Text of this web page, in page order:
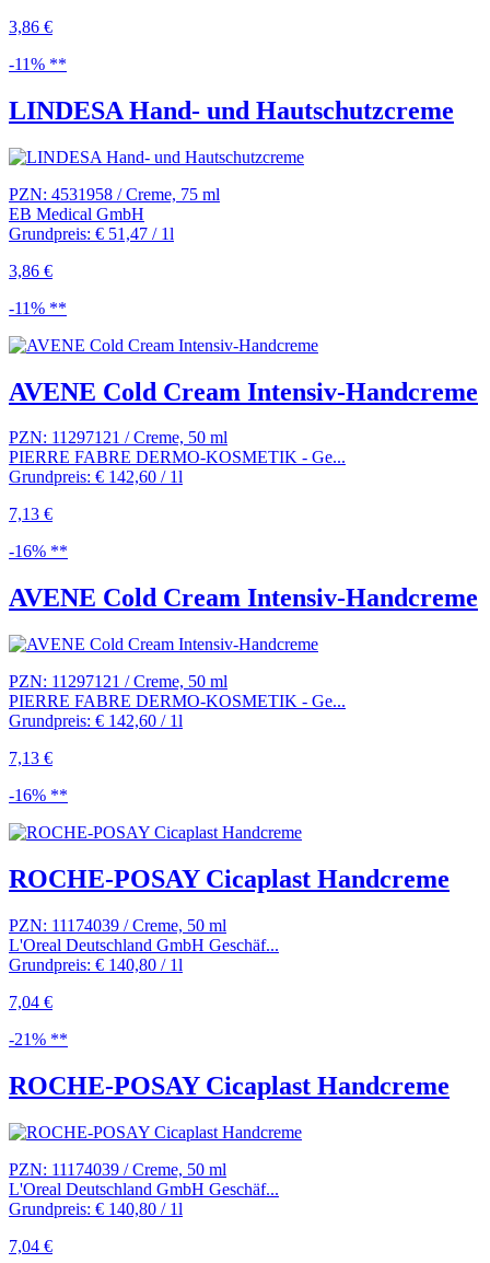
3,86 €
-11% **
LINDESA Hand- und Hautschutzcreme
PZN: 4531958 / Creme, 75 ml
EB Medical GmbH
Grundpreis: € 51,47 / 1l
3,86 €
-11% **
AVENE Cold Cream Intensiv-Handcreme
PZN: 11297121 / Creme, 50 ml
PIERRE FABRE DERMO-KOSMETIK - Ge...
Grundpreis: € 142,60 / 1l
7,13 €
-16% **
AVENE Cold Cream Intensiv-Handcreme
PZN: 11297121 / Creme, 50 ml
PIERRE FABRE DERMO-KOSMETIK - Ge...
Grundpreis: € 142,60 / 1l
7,13 €
-16% **
ROCHE-POSAY Cicaplast Handcreme
PZN: 11174039 / Creme, 50 ml
L'Oreal Deutschland GmbH Geschäf...
Grundpreis: € 140,80 / 1l
7,04 €
-21% **
ROCHE-POSAY Cicaplast Handcreme
PZN: 11174039 / Creme, 50 ml
L'Oreal Deutschland GmbH Geschäf...
Grundpreis: € 140,80 / 1l
7,04 €